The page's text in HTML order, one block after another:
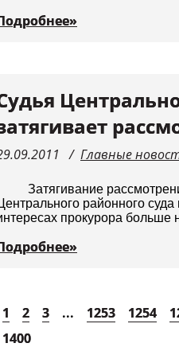
Главные
Затягивание
районного суда
прокурора больше
1 2 3 ... 1253 1254
1400